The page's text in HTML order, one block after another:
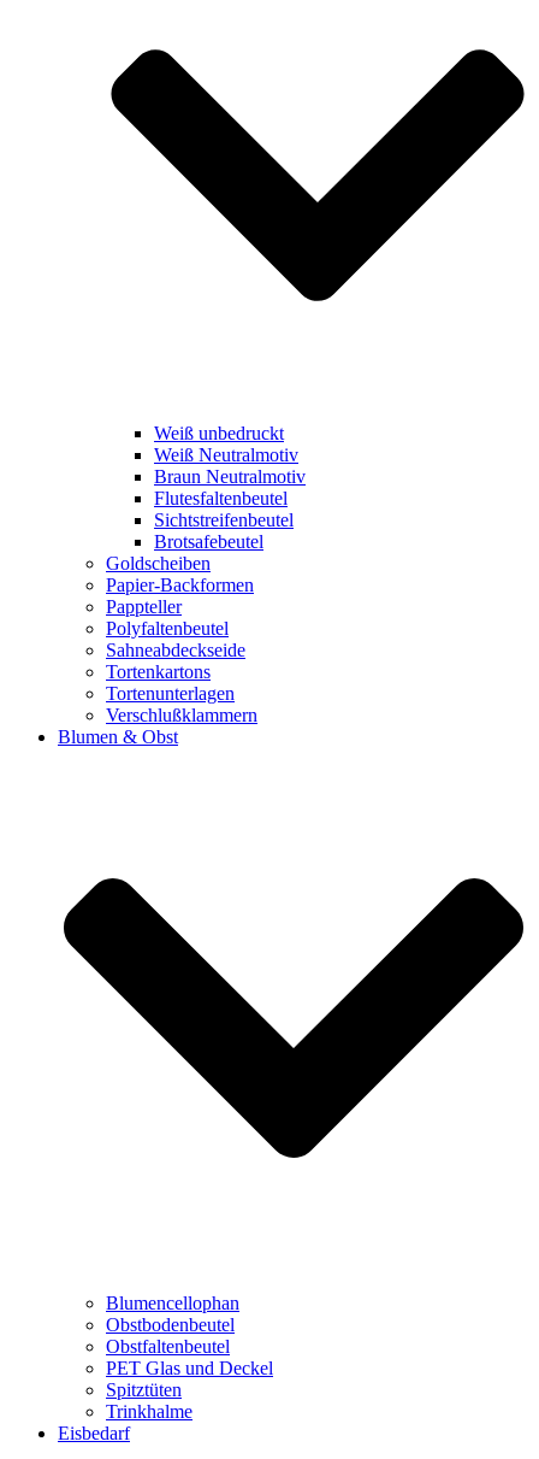
Weiß unbedruckt
Weiß Neutralmotiv
Braun Neutralmotiv
Flutesfaltenbeutel
Sichtstreifenbeutel
Brotsafebeutel
Goldscheiben
Papier-Backformen
Pappteller
Polyfaltenbeutel
Sahneabdeckseide
Tortenkartons
Tortenunterlagen
Verschlußklammern
Blumen & Obst
Blumencellophan
Obstbodenbeutel
Obstfaltenbeutel
PET Glas und Deckel
Spitztüten
Trinkhalme
Eisbedarf